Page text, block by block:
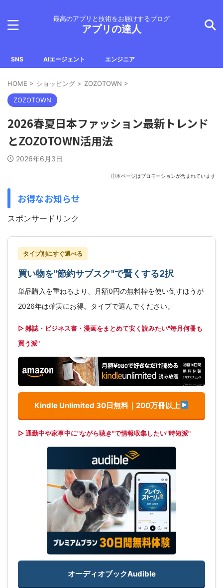
最高のアプリと技術をお届けするブログ
アプリの達人
SNS AIエージェント エンジニア
HOME > ショッピング > ZOZOTOWN >
ZOZOTOWN
2026春夏日本ファッション最新トレンド
とZOZOTOWN活用法
2026年6月3日
ⓘ本ページはプロモーションが含まれています
お得なお知らせ
スポンサードリンク
タイプ別にすぐ選べる
買い物を"節約サブスク"で賢くする2択
単品購入を重ねるより、月額0円の無料枠を使い倒すほうが
2026年は確実にお得。タイプで選んでください。
▷ 雑誌・ビジネス書・漫画をまとめて安く読みたい"毎月何冊も
買う派"
Kindle Unlimited 30日無料｜200万冊以上
▷ 通勤中や家事中に"ながら聴き"で情報収集したい"時短派"
オーディオブックAudible